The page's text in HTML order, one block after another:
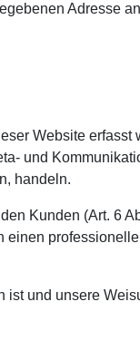
Adresse
Website erfasst
und
handeln.
Kunden (Art. 6
einen
ist und unsere